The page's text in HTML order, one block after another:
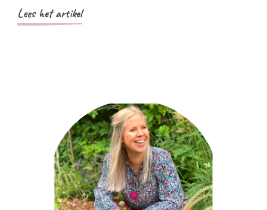
Lees het artikel